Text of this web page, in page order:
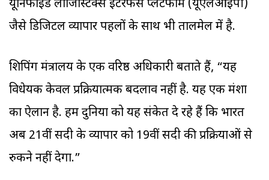
यूनिफाइड लॉजिस्टिक्स इंटरफेस प्लेटफॉर्म (यूएलआइपी)
जैसे डिजिटल व्यापार पहलों के साथ भी तालमेल में है.
शिपिंग मंत्रालय के एक वरिष्ठ अधिकारी बताते हैं, “यह
विधेयक केवल प्रक्रियात्मक बदलाव नहीं है. यह एक मंशा
का ऐलान है. हम दुनिया को यह संकेत दे रहे हैं कि भारत
अब 21वीं सदी के व्यापार को 19वीं सदी की प्रक्रियाओं से
रुकने नहीं देगा.”